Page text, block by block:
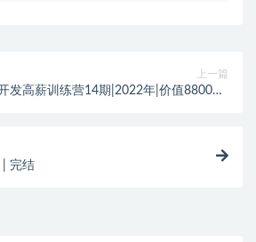
上一篇
发高薪训练营14期|2022年|价值8800元|
| 完结